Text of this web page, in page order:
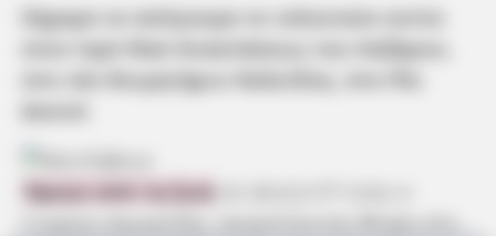
Σήμερα το απόγευμα το τελευταίο αντίο
στο νέο Κοιμητήριο Χαλκίδας, στο Πέι
Έφυγε από τη ζωή
Γιώργος Δεμερτζής, σκορπίζοντας θλίψη στη